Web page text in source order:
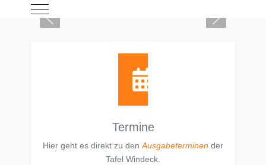
Mobile Menu Toggle
Termine
Hier geht es direkt zu den Ausgabeterminen der
Tafel Windeck.